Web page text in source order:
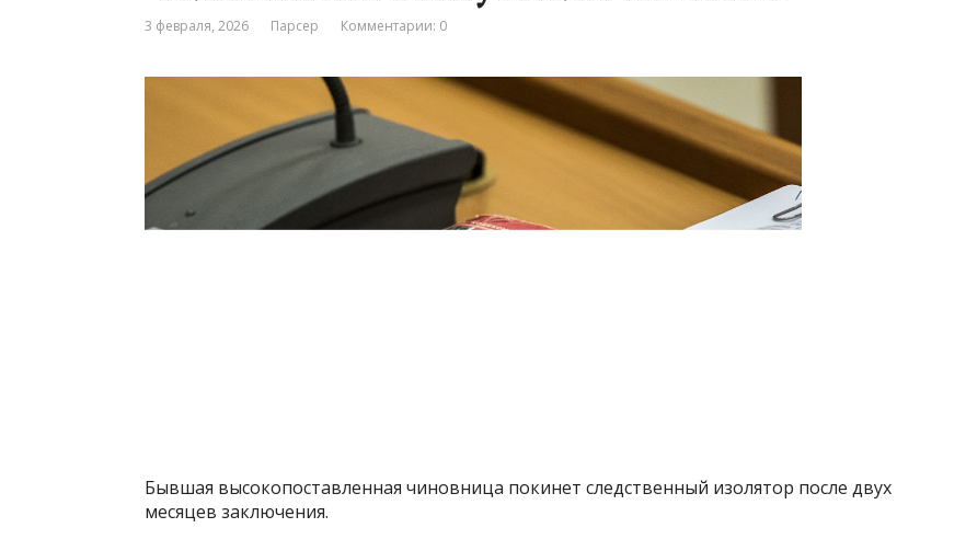
3 февраля, 2026 Парсер Комментарии: 0
Бывшая высокопоставленная чиновница покинет следственный изолятор после двух
месяцев заключения.